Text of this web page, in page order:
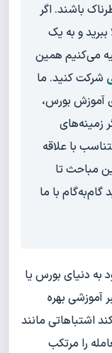
باشند. اگر
و به یک
می‌کنیم همین
شرکت کنید. ما
آموزش بورس،
زمینه‌های
با علاقه
مباحث تا
گام‌به‌گام با ما
به دنیای بورس یا
آموزشی بهره
اشتباهاتی مانند
را مرتکب